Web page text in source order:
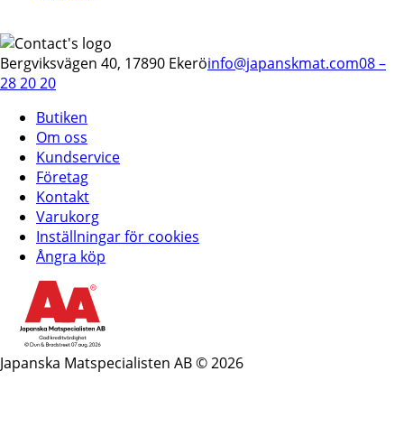
Bergviksvägen 40, 17890 Ekeröinfo@japanskmat.com08 –
28 20 20
Butiken
Om oss
Kundservice
Företag
Kontakt
Varukorg
Inställningar för cookies
Ångra köp
Japanska Matspecialisten AB © 2026